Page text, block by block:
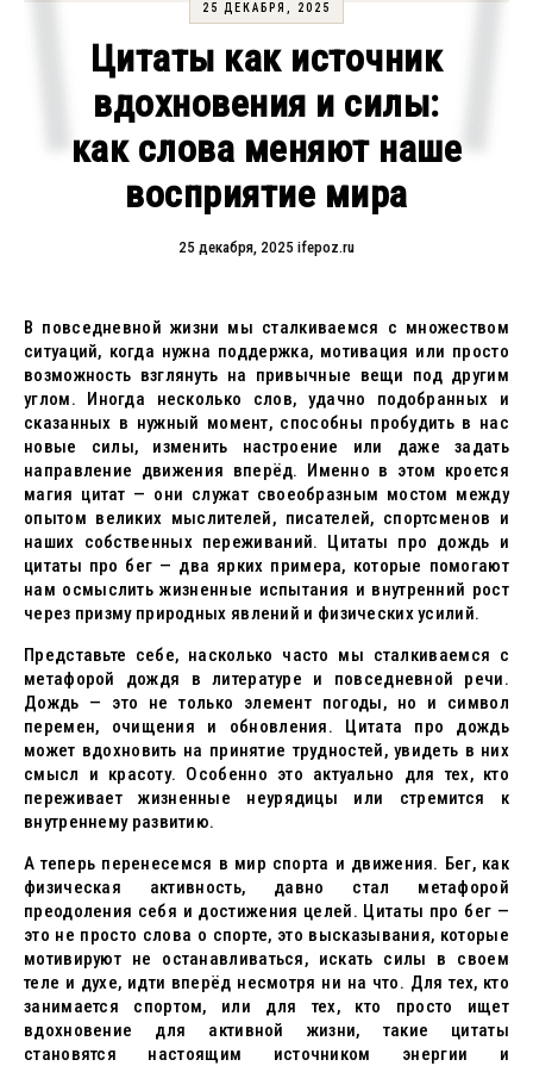
25 ДЕКАБРЯ, 2025
Цитаты как источник
вдохновения и силы:
как слова меняют наше
восприятие мира
25 декабря, 2025 ifepoz.ru
В повседневной жизни мы сталкиваемся с множеством
ситуаций, когда нужна поддержка, мотивация или просто
возможность взглянуть на привычные вещи под другим
углом. Иногда несколько слов, удачно подобранных и
сказанных в нужный момент, способны пробудить в нас
новые силы, изменить настроение или даже задать
направление движения вперёд. Именно в этом кроется
магия цитат — они служат своеобразным мостом между
опытом великих мыслителей, писателей, спортсменов и
наших собственных переживаний. Цитаты про дождь и
цитаты про бег — два ярких примера, которые помогают
нам осмыслить жизненные испытания и внутренний рост
через призму природных явлений и физических усилий.
Представьте себе, насколько часто мы сталкиваемся с
метафорой дождя в литературе и повседневной речи.
Дождь — это не только элемент погоды, но и символ
перемен, очищения и обновления. Цитата про дождь
может вдохновить на принятие трудностей, увидеть в них
смысл и красоту. Особенно это актуально для тех, кто
переживает жизненные неурядицы или стремится к
внутреннему развитию.
А теперь перенесемся в мир спорта и движения. Бег, как
физическая активность, давно стал метафорой
преодоления себя и достижения целей. Цитаты про бег —
это не просто слова о спорте, это высказывания, которые
мотивируют не останавливаться, искать силы в своем
теле и духе, идти вперёд несмотря ни на что. Для тех, кто
занимается спортом, или для тех, кто просто ищет
вдохновение для активной жизни, такие цитаты
становятся настоящим источником энергии и